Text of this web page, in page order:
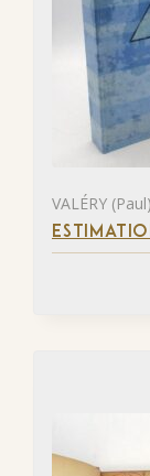
VALÉRY (Paul)